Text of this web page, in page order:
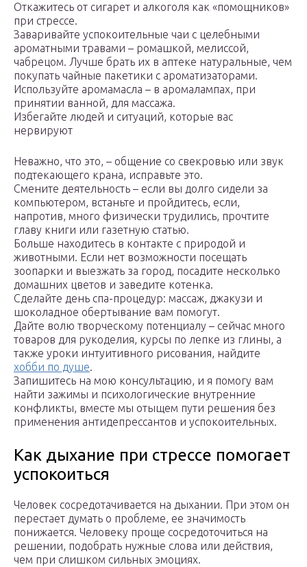
Откажитесь от сигарет и алкоголя как «помощников»
при стрессе.
Заваривайте успокоительные чаи с целебными
ароматными травами – ромашкой, мелиссой,
чабрецом. Лучше брать их в аптеке натуральные, чем
покупать чайные пакетики с ароматизаторами.
Используйте аромамасла – в аромалампах, при
принятии ванной, для массажа.
Избегайте людей и ситуаций, которые вас
нервируют
Неважно, что это, – общение со свекровью или звук
подтекающего крана, исправьте это.
Смените деятельность – если вы долго сидели за
компьютером, встаньте и пройдитесь, если,
напротив, много физически трудились, прочтите
главу книги или газетную статью.
Больше находитесь в контакте с природой и
животными. Если нет возможности посещать
зоопарки и выезжать за город, посадите несколько
домашних цветов и заведите котенка.
Сделайте день спа-процедур: массаж, джакузи и
шоколадное обертывание вам помогут.
Дайте волю творческому потенциалу – сейчас много
товаров для рукоделия, курсы по лепке из глины, а
также уроки интуитивного рисования, найдите
хобби по душе.
Запишитесь на мою консультацию, и я помогу вам
найти зажимы и психологические внутренние
конфликты, вместе мы отыщем пути решения без
применения антидепрессантов и успокоительных.
Как дыхание при стрессе помогает
успокоиться
Человек сосредотачивается на дыхании. При этом он
перестает думать о проблеме, ее значимость
понижается. Человеку проще сосредоточиться на
решении, подобрать нужные слова или действия,
чем при слишком сильных эмоциях.